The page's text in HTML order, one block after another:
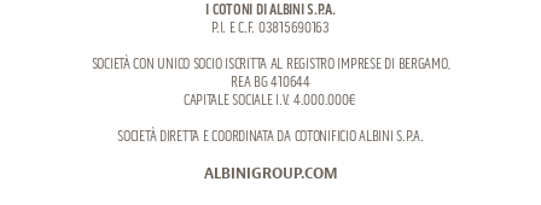
I COTONI DI ALBINI S.P.A.
P.I. E C.F. 03815690163
SOCIETÀ CON UNICO SOCIO ISCRITTA AL REGISTRO IMPRESE DI BERGAMO,
REA BG 410644
CAPITALE SOCIALE I.V. 4.000.000€
SOCIETÀ DIRETTA E COORDINATA DA COTONIFICIO ALBINI S.P.A.
ALBINIGROUP.COM